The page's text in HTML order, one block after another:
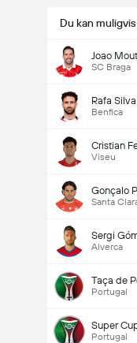
Du kan
Joao
SC Braga
Rafa Silva
Benfica
Cristian
Viseu
Gonçalo
Santa
Sergi
Alverca
Taça de
Portugal
Super
Portugal